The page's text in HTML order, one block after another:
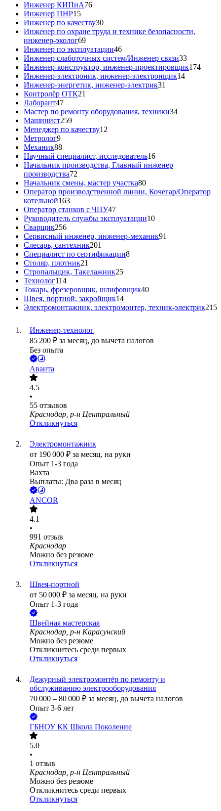
Инженер КИПиА76
Инженер ПНР15
Инженер по качеству30
Инженер по охране труда и технике безопасности,
инженер-эколог69
Инженер по эксплуатации46
Инженер слаботочных систем/Инженер связи33
Инженер-конструктор, инженер-проектировщик174
Инженер-электроник, инженер-электронщик14
Инженер-энергетик, инженер-электрик31
Контролёр ОТК21
Лаборант47
Мастер по ремонту оборудования, техники34
Машинист259
Менеджер по качеству12
Метролог9
Механик88
Научный специалист, исследователь16
Начальник производства, Главный инженер
производства72
Начальник смены, мастер участка80
Оператор производственной линии, Кочегар/Оператор
котельной163
Оператор станков с ЧПУ47
Руководитель службы эксплуатации10
Сварщик256
Сервисный инженер, инженер-механик91
Слесарь, сантехник201
Специалист по сертификации8
Столяр, плотник21
Стропальщик, Такелажник25
Технолог114
Токарь, фрезеровщик, шлифовщик40
Швея, портной, закройщик14
Электромонтажник, электромонтер, техник-электрик215
Инженер-технолог
85 200 ₽ за месяц, до вычета налогов
Без опыта
Аванта
4.5
•
55 отзывов
Краснодар, р-н Центральный
Откликнуться
Электромонтажник
от 190 000 ₽ за месяц, на руки
Опыт 1-3 года
Вахта
Выплаты: Два раза в месяц
ANCOR
4.1
•
991 отзыв
Краснодар
Можно без резюме
Откликнуться
Швея-портной
от 50 000 ₽ за месяц, на руки
Опыт 1-3 года
Швейная мастерская
Краснодар, р-н Карасунский
Можно без резюме
Откликнитесь среди первых
Откликнуться
Дежурный электромонтёр по ремонту и
обслуживанию электрооборудования
70 000 – 80 000 ₽ за месяц, до вычета налогов
Опыт 3-6 лет
ГБНОУ КК Школа Поколение
5.0
•
1 отзыв
Краснодар, р-н Центральный
Можно без резюме
Откликнитесь среди первых
Откликнуться